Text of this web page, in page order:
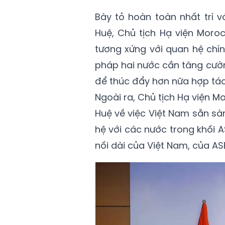
Bày tỏ hoàn toàn nhất trí
Huệ, Chủ tịch Hạ viện
tương xứng với quan hệ
pháp hai nước cần tăng
để thúc đẩy hơn nữa hợp
Ngoài ra, Chủ tịch Hạ viện
Huệ về việc Việt Nam sẵn
hệ với các nước trong khối
nối dài của Việt Nam, của